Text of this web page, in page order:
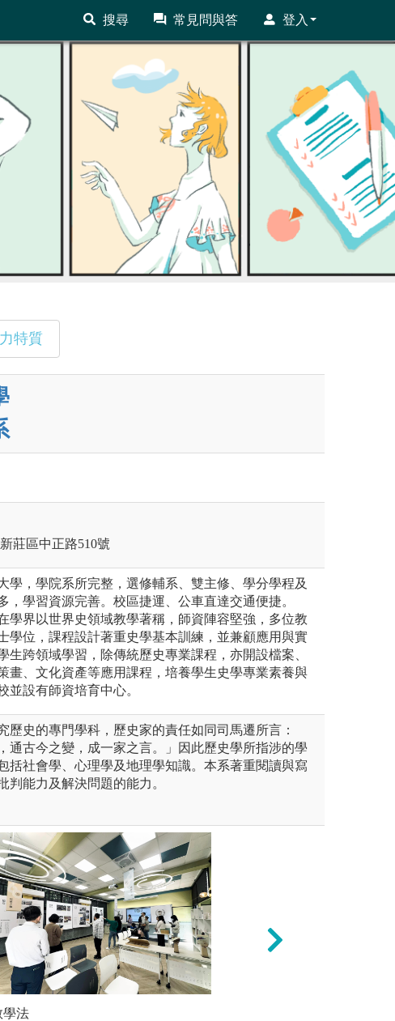
搜尋 常見問與答 登入
特質
莊區中正路510號
學，學院系所完整，選修輔系、雙主修、學分學程及
，學習資源完善。校區捷運、公車直達交通便捷。
學界以世界史領域教學著稱，師資陣容堅強，多位教
學位，課程設計著重史學基本訓練，並兼顧應用與實
生跨領域學習，除傳統歷史專業課程，亦開設檔案、
畫、文化資產等應用課程，培養學生史學專業素養與
並設有師資培育中心。
歷史的專門學科，歷史家的責任如同司馬遷所言：
通古今之變，成一家之言。」因此歷史學所指涉的學
括社會學、心理學及地理學知識。本系著重閱讀與寫
判能力及解決問題的能力。
行宗教田野調查，觀察、記錄宗
學法